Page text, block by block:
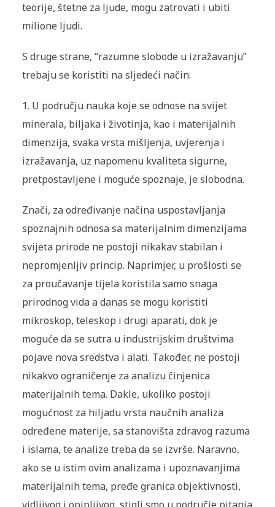
teorije, štetne za ljude, mogu zatrovati i ubiti
milione ljudi.
S druge strane, “razumne slobode u izražavanju”
trebaju se koristiti na sljedeći način:
1. U području nauka koje se odnose na svijet
minerala, biljaka i životinja, kao i materijalnih
dimenzija, svaka vrsta mišljenja, uvjerenja i
izražavanja, uz napomenu kvaliteta sigurne,
pretpostavljene i moguće spoznaje, je slobodna.
Znači, za određivanje načina uspostavljanja
spoznajnih odnosa sa materijalnim dimenzijama
svijeta prirode ne postoji nikakav stabilan i
nepromjenljiv princip. Naprimjer, u prošlosti se
za proučavanje tijela koristila samo snaga
prirodnog vida a danas se mogu koristiti
mikroskop, teleskop i drugi aparati, dok je
moguće da se sutra u industrijskim društvima
pojave nova sredstva i alati. Također, ne postoji
nikakvo ograničenje za analizu činjenica
materijalnih tema. Dakle, ukoliko postoji
mogućnost za hiljadu vrsta naučnih analiza
određene materije, sa stanovišta zdravog razuma
i islama, te analize treba da se izvrše. Naravno,
ako se u istim ovim analizama i upoznavanjima
materijalnih tema, pređe granica objektivnosti,